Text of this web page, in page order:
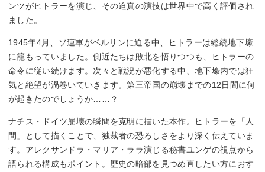
ンツがヒトラーを演じ、その迫真の演技は世界中で高く評価され
ました。
1945年4月、ソ連軍がベルリンに迫る中、ヒトラーは総統地下壕
に籠もっていました。側近たちは敗北を悟りつつも、ヒトラーの
命令に従い続けます。次々と戦況が悪化する中、地下壕内では狂
気と絶望が渦巻いていきます。第三帝国の崩壊までの12日間に何
が起きたのでしょうか……？
ナチス・ドイツ崩壊の瞬間を克明に描いた本作。ヒトラーを「人
間」として描くことで、独裁者の恐ろしさをより深く伝えていま
す。アレクサンドラ・マリア・ララ演じる秘書ユンゲの視点から
語られる構成もポイント。歴史の暗部を見つめ直したい方におす